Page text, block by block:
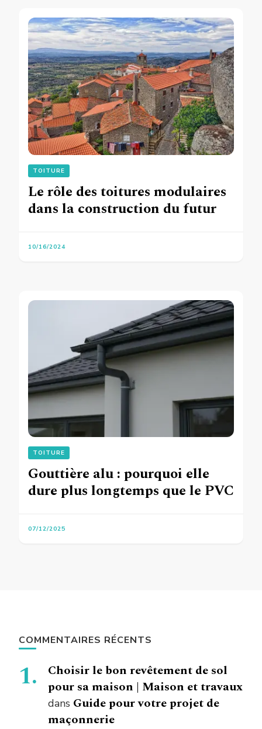
TOITURE
Le rôle des toitures modulaires
dans la construction du futur
10/16/2024
TOITURE
Gouttière alu : pourquoi elle
dure plus longtemps que le PVC
07/12/2025
COMMENTAIRES RÉCENTS
Choisir le bon revêtement de sol
pour sa maison | Maison et travaux
dans Guide pour votre projet de
maçonnerie